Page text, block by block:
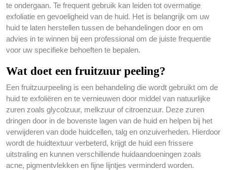
te ondergaan. Te frequent gebruik kan leiden tot overmatige
exfoliatie en gevoeligheid van de huid. Het is belangrijk om uw
huid te laten herstellen tussen de behandelingen door en om
advies in te winnen bij een professional om de juiste frequentie
voor uw specifieke behoeften te bepalen.
Wat doet een fruitzuur peeling?
Een fruitzuurpeeling is een behandeling die wordt gebruikt om de
huid te exfoliëren en te vernieuwen door middel van natuurlijke
zuren zoals glycolzuur, melkzuur of citroenzuur. Deze zuren
dringen door in de bovenste lagen van de huid en helpen bij het
verwijderen van dode huidcellen, talg en onzuiverheden. Hierdoor
wordt de huidtextuur verbeterd, krijgt de huid een frissere
uitstraling en kunnen verschillende huidaandoeningen zoals
acne, pigmentvlekken en fijne lijntjes verminderd worden.